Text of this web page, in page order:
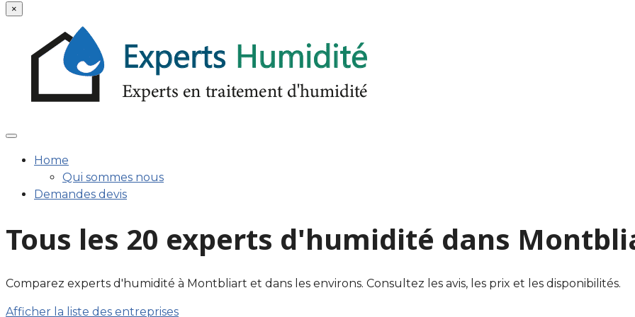
×
Home
Qui sommes nous
Demandes devis
Tous les 20 experts d'humidité dans
Comparez experts d'humidité à Montbliart et dans les environs. Consultez les avis, les prix et les disponibilités.
Afficher la liste des entreprises